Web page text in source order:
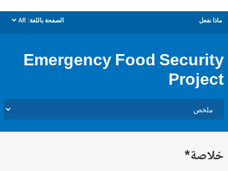
الصفحة باللغة: AR
dropdown
Emergency Food